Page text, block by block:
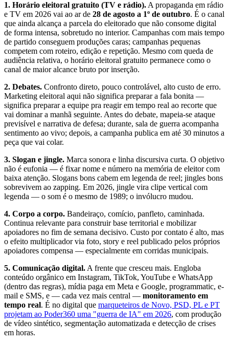
1. Horário eleitoral gratuito (TV e rádio). A propaganda em rádio
e TV em 2026 vai ao ar de 28 de agosto a 1º de outubro. É o canal
que ainda alcança a parcela do eleitorado que não consome digital
de forma intensa, sobretudo no interior. Campanhas com mais tempo
de partido conseguem produções caras; campanhas pequenas
competem com roteiro, edição e repetição. Mesmo com queda de
audiência relativa, o horário eleitoral gratuito permanece como o
canal de maior alcance bruto por inserção.
2. Debates. Confronto direto, pouco controlável, alto custo de erro.
Marketing eleitoral aqui não significa preparar a fala bonita —
significa preparar a equipe pra reagir em tempo real ao recorte que
vai dominar a manhã seguinte. Antes do debate, mapeia-se ataque
previsível e narrativa de defesa; durante, sala de guerra acompanha
sentimento ao vivo; depois, a campanha publica em até 30 minutos a
peça que vai colar.
3. Slogan e jingle. Marca sonora e linha discursiva curta. O objetivo
não é eufonia — é fixar nome e número na memória de eleitor com
baixa atenção. Slogans bons cabem em legenda de reel; jingles bons
sobrevivem ao zapping. Em 2026, jingle vira clipe vertical com
legenda — o som é o mesmo de 1989; o invólucro mudou.
4. Corpo a corpo. Bandeiraço, comício, panfleto, caminhada.
Continua relevante para construir base territorial e mobilizar
apoiadores no fim de semana decisivo. Custo por contato é alto, mas
o efeito multiplicador via foto, story e reel publicado pelos próprios
apoiadores compensa — especialmente em corridas municipais.
5. Comunicação digital. A frente que cresceu mais. Engloba
conteúdo orgânico em Instagram, TikTok, YouTube e WhatsApp
(dentro das regras), mídia paga em Meta e Google, programmatic, e-
mail e SMS, e — cada vez mais central — monitoramento em
tempo real. É no digital que marqueteiros de Novo, PSD, PL e PT
projetam ao Poder360 uma "guerra de IA" em 2026, com produção
de vídeo sintético, segmentação automatizada e detecção de crises
em horas.